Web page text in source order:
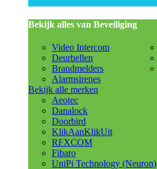
Bekijk alles van Beveiliging
Video Intercom
Deurbellen
Brandmelders
Alarmsirenes
Bekijk alle merken
Aeotec
Danalock
Doorbird
KlikAanKlikUit
RFXCOM
Fibaro
UniPi Technology (Neuron)